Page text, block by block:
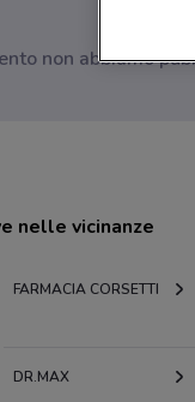
non abbiamo
nelle vicinanze
FARMACIA CORSETTI
DR.MAX